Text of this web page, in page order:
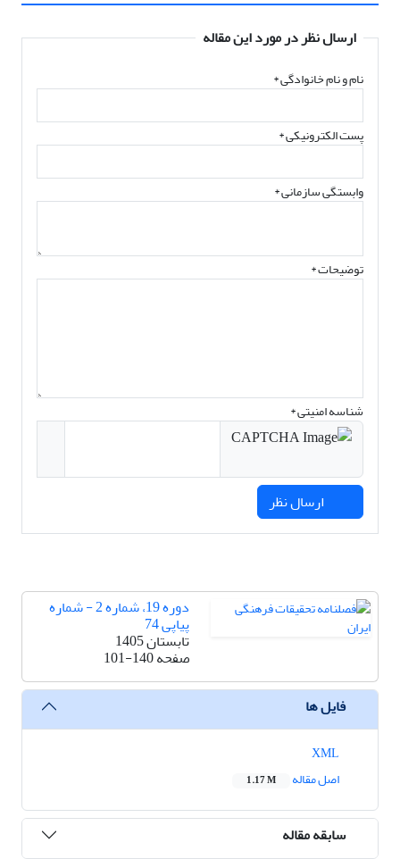
ارسال نظر در مورد این مقاله
نام و نام خانوادگی*
پست الکترونیکی*
وابستگی سازمانی *
توضیحات *
شناسه امنیتی *
دوره 19، شماره 2 - شماره
پیاپی 74
تابستان 1405
صفحه101-140
فایل ها
اصل مقاله
1.17 M
سابقه مقاله